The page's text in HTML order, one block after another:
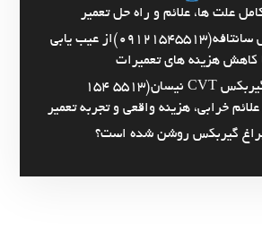
علت ها، علائم و راه حل تعمیر
تعمیر گیربکس سانتافه(09121545513)از عیب یابی
کاهش هزینه های تعمیرات
تعمیر گیربکس CVT نیسان(5513 154
گیربکس روشن شده است؟